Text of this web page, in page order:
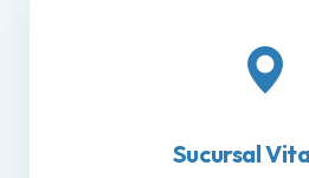
Sucursal